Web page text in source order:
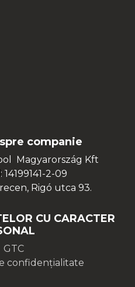
companie
Magyarország Kft
2-09
Rigó utca 93.
CU CARACTER
GTC
confidențialitate